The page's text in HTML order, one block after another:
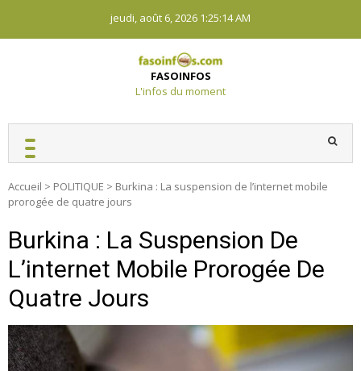
content
jeudi, août 6, 2026 1:25:15 AM
FASOINFOS
L'infos du moment
Accueil > POLITIQUE > Burkina : La suspension de l’internet mobile
prorogée de quatre jours
Burkina : La Suspension De
L’internet Mobile Prorogée De
Quatre Jours